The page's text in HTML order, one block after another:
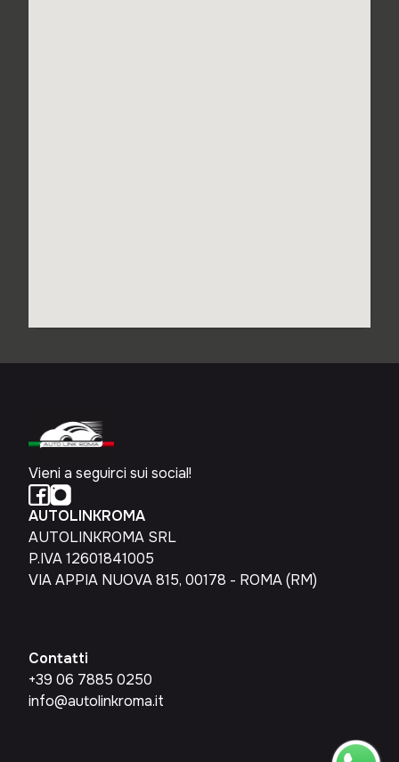
Vieni a seguirci sui social!
AUTOLINKROMA
AUTOLINKROMA SRL
P.IVA 12601841005
VIA APPIA NUOVA 815, 00178 - ROMA (RM)
Contatti
+39 06 7885 0250
info@autolinkroma.it